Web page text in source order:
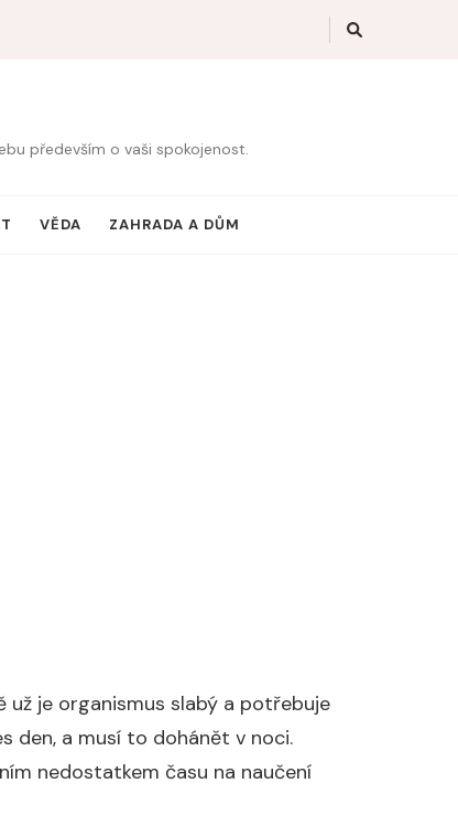
především o vaši spokojenost.
VĚDA ZAHRADA A DŮM
je organismus slabý a potřebuje
den, a musí to dohánět v noci.
nedostatkem času na naučení